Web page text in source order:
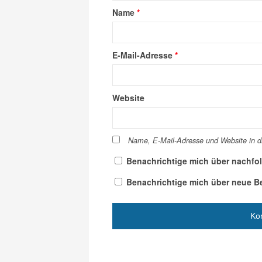
Name *
E-Mail-Adresse *
Website
Name, E-Mail-Adresse und Website in
Benachrichtige mich über
Benachrichtige mich über neue